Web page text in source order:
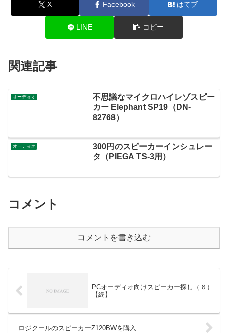
X Facebook はてブ
LINE コピー
関連記事
オーディオ
不思議なマイクロハイレゾスピー
カー Elephant SP19（DN-
82768）
オーディオ
300円のスピーカーインシュレー
タ（PIEGA TS-3用）
コメント
コメントを書き込む
PCオーディオ向けスピーカー探し（６）
【終】
ロジクールのスピーカーZ120BWを購入